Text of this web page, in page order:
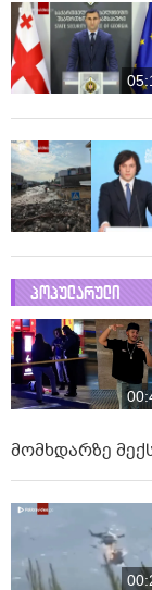
პოპულარული
მომხდარზე